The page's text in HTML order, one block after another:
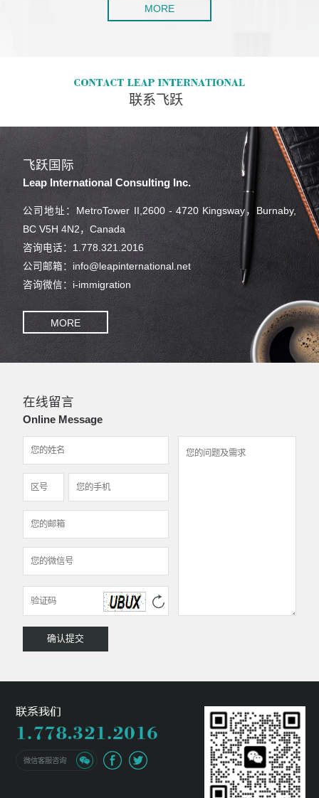
MORE
联系飞跃
飞跃国际
Leap International Consulting Inc.
公司地址：MetroTower II,2600 - 4720 Kingsway，Burnaby,
BC V5H 4N2，Canada
咨询电话：1.778.321.2016
公司邮箱：info@leapinternational.net
咨询微信：i-immigration
MORE
在线留言
Online Message
微信客服咨询